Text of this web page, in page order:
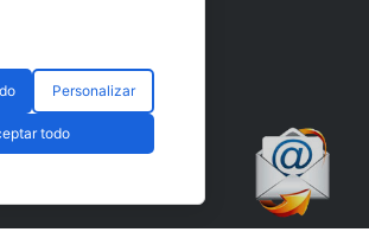
© CopyRight 2023 RRHHDigital
Personalizar
todo